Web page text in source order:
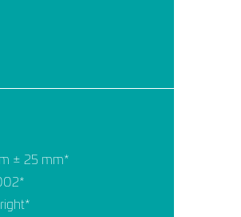
± 25 mm*